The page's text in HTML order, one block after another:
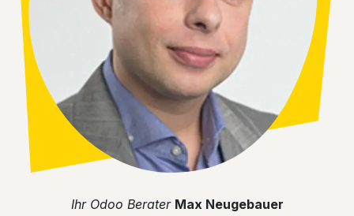
​Ihr Odoo Berater Max Neugebauer